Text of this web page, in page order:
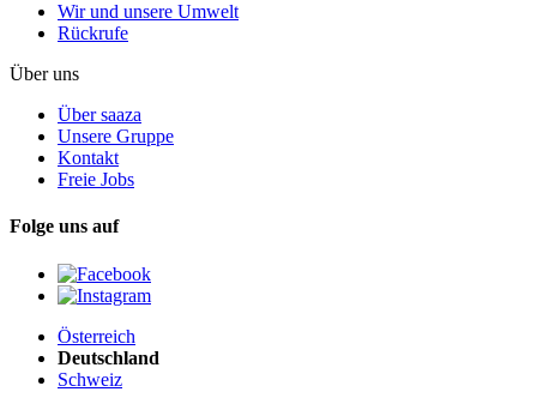
Wir und unsere Umwelt
Rückrufe
Über uns
Über saaza
Unsere Gruppe
Kontakt
Freie Jobs
Folge uns auf
Österreich
Deutschland
Schweiz